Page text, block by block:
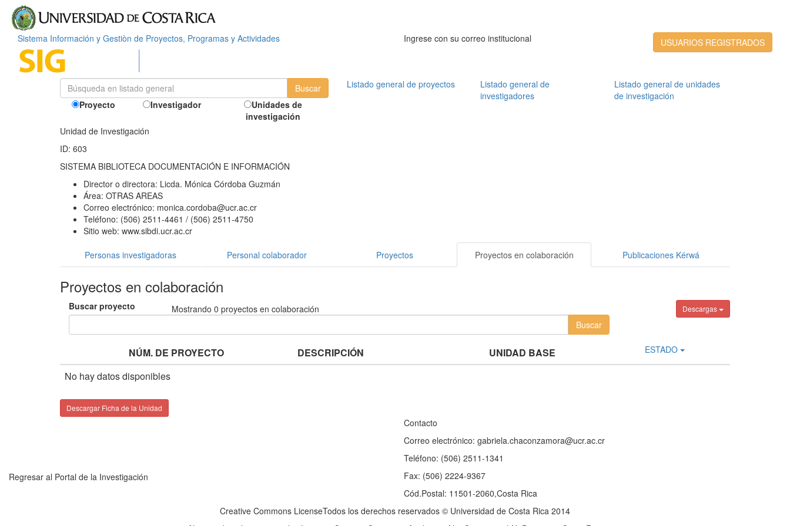
Sistema Información y Gestiòn de Proyectos, Programas y Actividades USUARIOS REGISTRADOS
Ingrese con su correo institucional
Proyecto Investigador
Unidades de
investigación
Listado general de proyectos
Listado general de
investigadores
Listado general de unidades
de investigación
Unidad de Investigación
ID: 603
SISTEMA BIBLIOTECA DOCUMENTACIÓN E INFORMACIÓN
Director o directora: Licda. Mónica Córdoba Guzmán
Área: OTRAS AREAS
Correo electrónico: monica.cordoba@ucr.ac.cr
Teléfono: (506) 2511-4461 / (506) 2511-4750
Sitio web: www.sibdi.ucr.ac.cr
Personas investigadoras Personal colaborador Proyectos Proyectos en colaboración Publicaciones Kérwá
Proyectos en colaboración
Descargas
Buscar proyecto Mostrando 0 proyectos en colaboración
NÚM. DE PROYECTO DESCRIPCIÓN UNIDAD BASE ESTADO
No hay datos disponibles
Descargar Ficha de la Unidad
Regresar al Portal de la Investigación
Contacto
Correo electrónico: gabriela.chaconzamora@ucr.ac.cr
Teléfono: (506) 2511-1341
Fax: (506) 2224-9367
Cód.Postal: 11501-2060,Costa Rica
Creative Commons LicenseTodos los derechos reservados © Universidad de Costa Rica 2014